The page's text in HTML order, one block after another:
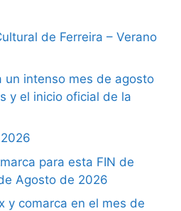
de Ferreira – Verano
un intenso mes de agosto
y el inicio oficial de la
para esta FIN de
Agosto de 2026
y comarca en el mes de